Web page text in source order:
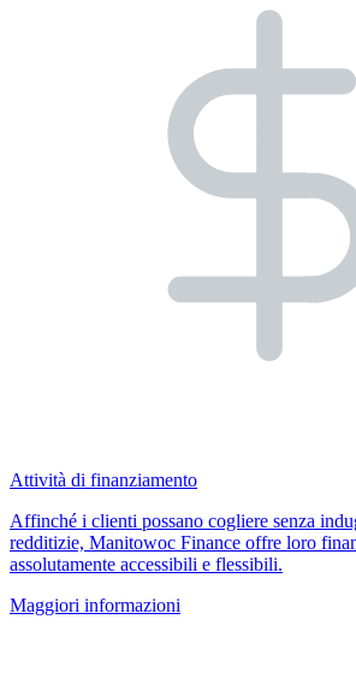
Attività di finanziamento
Affinché i clienti possano cogliere senza
redditizie, Manitowoc Finance offre loro
assolutamente accessibili e flessibili.
Maggiori informazioni